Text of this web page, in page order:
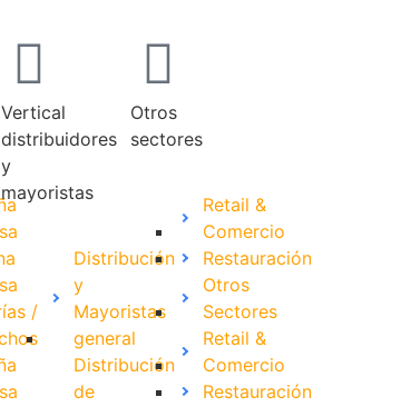
/
Vertical
distribuidores
y
mayoristas
Distribución
y
Mayoristas
general
Distribución
de
Otros
sectores
Retail &
Comercio
Restauración
Otros
Sectores
Retail &
Comercio
Restauración